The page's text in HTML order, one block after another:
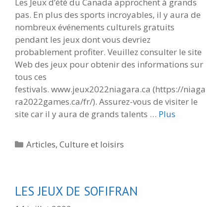
pas. En plus des sports incroyables, il y aura de
nombreux événements culturels gratuits
pendant les jeux dont vous devriez
probablement profiter. Veuillez consulter le site
Web des jeux pour obtenir des informations sur
tous ces
festivals. www.jeux2022niagara.ca (https://niaga
ra2022games.ca/fr/). Assurez-vous de visiter le
site car il y aura de grands talents … Plus
Catégories
Articles,Culture et loisirs
LES JEUX DE SOFIFRAN